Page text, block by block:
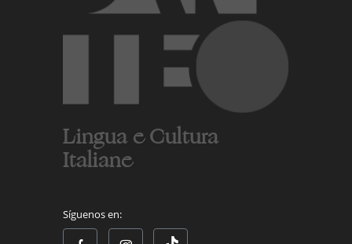
Lingua e Cultura
Italiane
Síguenos en: